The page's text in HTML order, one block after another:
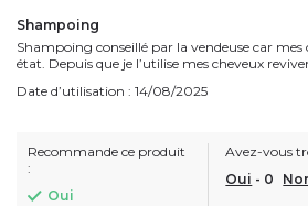
Shampoing
Shampoing conseillé par la vendeuse car
état. Depuis que je l’utilise mes cheveux
Date d’utilisation : 14/08/2025
Recommande ce produit
:
Oui
Avez-vous
Oui - 0